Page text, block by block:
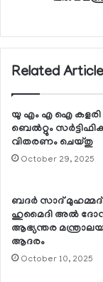
Related
യു എം എ ഐ കളരി
ബെല്‍റ്റും
വിതരണം ചെയ്തു
October 29, 2025
ബദര്‍ സാദ്
ഹുമൈദി അല്‍
ആഭ്യന്തര
ആദരം
October 10, 2025